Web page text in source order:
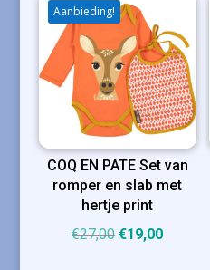
Aanbieding!
COQ EN PATE Set van
romper en slab met
hertje print
€27,00 Oorspronkelijke
€19,00Huidige